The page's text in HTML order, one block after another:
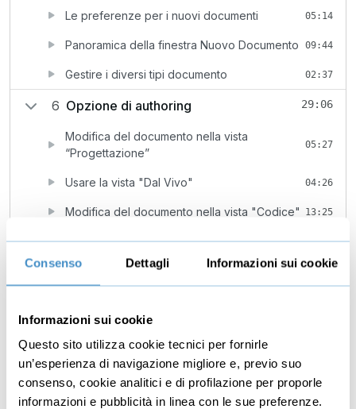
Consenso Dettagli Informazioni sui cookie
Informazioni sui cookie
Questo sito utilizza cookie tecnici per fornirle
un’esperienza di navigazione migliore e, previo suo
consenso, cookie analitici e di profilazione per proporle
informazioni e pubblicità in linea con le sue preferenze.
Le preferenze per i nuovi documenti 05:14
Panoramica della finestra Nuovo Documento 09:44
Gestire i diversi tipi documento 02:37
6 Opzione di authoring 29:06
Modifica del documento nella vista
“Progettazione”
05:27
Usare la vista "Dal Vivo" 04:26
Modifica del documento nella vista "Codice" 13:25
Usare il "Quick Tag Editor" 05:48
7 Strutturare i documenti 24:30
Importare documenti Word
Gratis Creare liste